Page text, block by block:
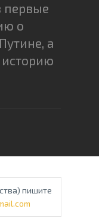
первые
о
а
пишите